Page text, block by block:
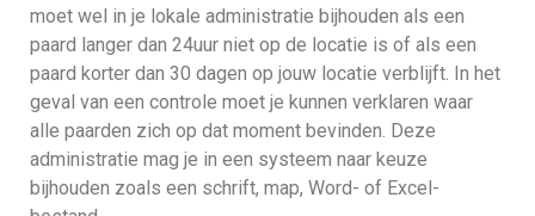
moet wel in je lokale administratie bijhouden als een
paard langer dan 24uur niet op de locatie is of als een
paard korter dan 30 dagen op jouw locatie verblijft. In het
geval van een controle moet je kunnen verklaren waar
alle paarden zich op dat moment bevinden. Deze
administratie mag je in een systeem naar keuze
bijhouden zoals een schrift, map, Word- of Excel-